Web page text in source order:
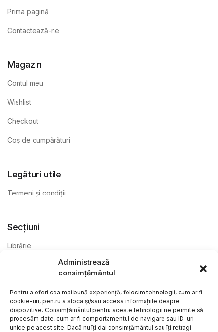
Administrează
consimțământul
Pentru a oferi cea mai bună experiență, folosim tehnologii, cum ar fi
cookie-uri, pentru a stoca și/sau accesa informațiile despre
dispozitive. Consimțământul pentru aceste tehnologii ne permite să
procesăm date, cum ar fi comportamentul de navigare sau ID-uri
unice pe acest site. Dacă nu îți dai consimțământul sau îți retragi
Prima pagină
Contactează-ne
Magazin
Contul meu
Wishlist
Checkout
Coș de cumpărături
Legături utile
Termeni și condiții
Secțiuni
Librărie